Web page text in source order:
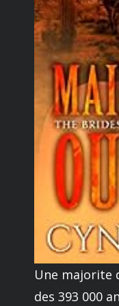
Une majorite
des 393 000